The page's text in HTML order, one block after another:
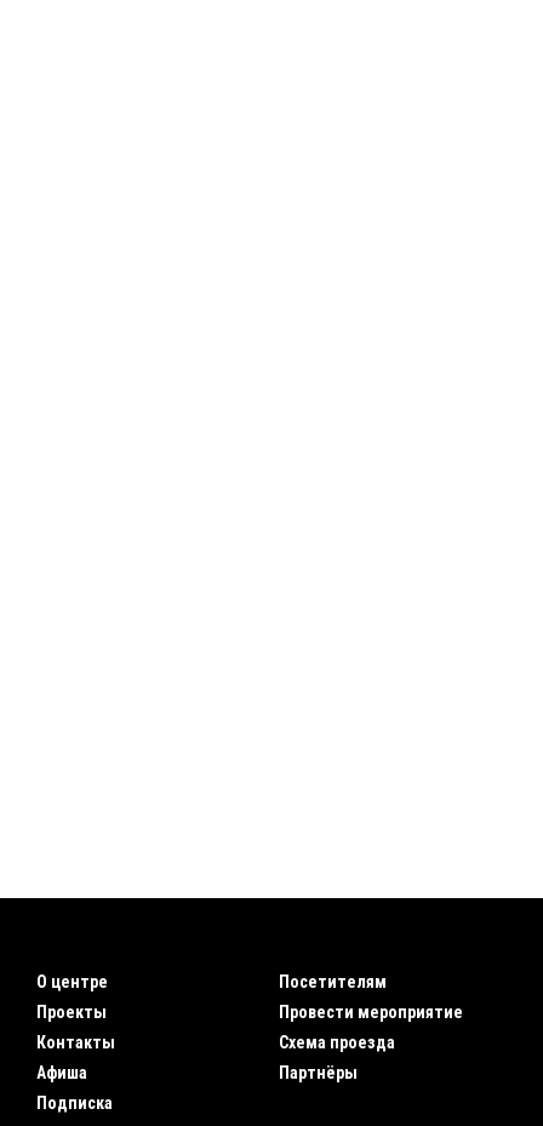
О центре
Проекты
Контакты
Афиша
Подписка
Посетителям
Провести мероприятие
Схема проезда
Партнёры